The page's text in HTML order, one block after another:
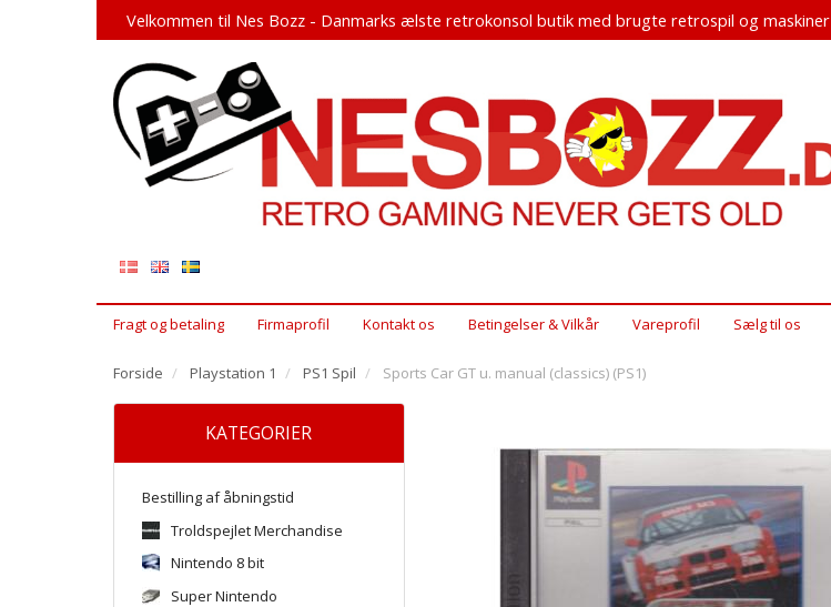
Velkommen til Nes Bozz - Danmarks ælste retrokonsol butik med brugte retrospil og maskiner
Fragt og betaling Firmaprofil Kontakt os Betingelser & Vilkår Vareprofil Sælg til os
Forside Playstation 1 PS1 Spil Sports Car GT u. manual (classics) (PS1)
KATEGORIER
Bestilling af åbningstid
Troldspejlet Merchandise
Nintendo 8 bit
Super Nintendo